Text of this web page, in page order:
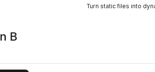
Turn static files into
B